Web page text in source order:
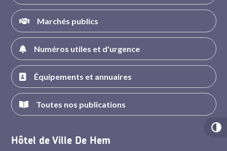
Marchés publics
Numéros utiles et d'urgence
Équipements et annuaires
Toutes nos publications
Hôtel de Ville De Hem